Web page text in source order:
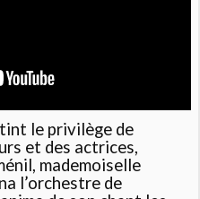
le privilège de
et des actrices,
mademoiselle
l’orchestre de